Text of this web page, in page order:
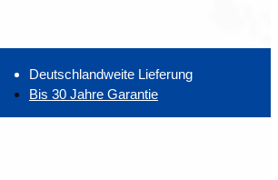
Deutschlandweite Lieferung
Bis 30 Jahre Garantie